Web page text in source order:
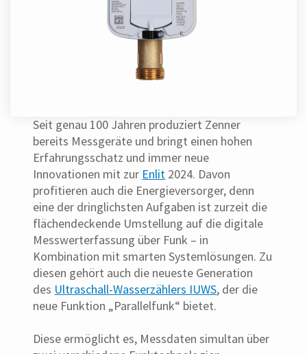
Seit genau 100 Jahren produziert Zenner
bereits Messgeräte und bringt einen hohen
Erfahrungsschatz und immer neue
Innovationen mit zur Enlit 2024. Davon
profitieren auch die Energieversorger, denn
eine der dringlichsten Aufgaben ist zurzeit die
flächendeckende Umstellung auf die digitale
Messwerterfassung über Funk – in
Kombination mit smarten Systemlösungen. Zu
diesen gehört auch die neueste Generation
des Ultraschall-Wasserzählers IUWS, der die
neue Funktion „Parallelfunk“ bietet.
Diese ermöglicht es, Messdaten simultan über